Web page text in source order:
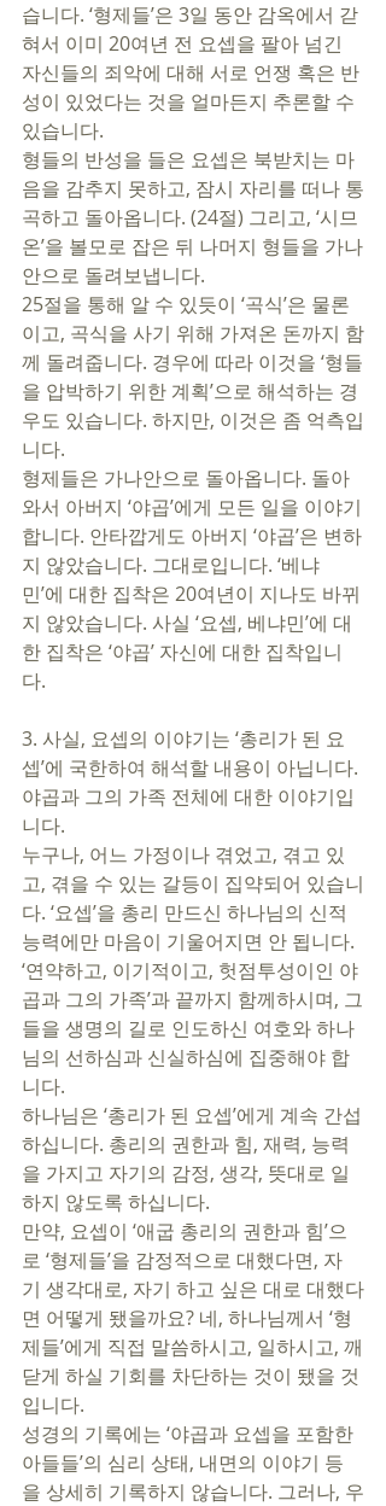
습니다. ‘형제들’은 3일 동안 감옥에서 갇
혀서 이미 20여년 전 요셉을 팔아 넘긴
자신들의 죄악에 대해 서로 언쟁 혹은 반
성이 있었다는 것을 얼마든지 추론할 수
있습니다.
형들의 반성을 들은 요셉은 북받치는 마
음을 감추지 못하고, 잠시 자리를 떠나 통
곡하고 돌아옵니다. (24절) 그리고, ‘시므
온’을 볼모로 잡은 뒤 나머지 형들을 가나
안으로 돌려보냅니다.
25절을 통해 알 수 있듯이 ‘곡식’은 물론
이고, 곡식을 사기 위해 가져온 돈까지 함
께 돌려줍니다. 경우에 따라 이것을 ‘형들
을 압박하기 위한 계획’으로 해석하는 경
우도 있습니다. 하지만, 이것은 좀 억측입
니다.
형제들은 가나안으로 돌아옵니다. 돌아
와서 아버지 ‘야곱’에게 모든 일을 이야기
합니다. 안타깝게도 아버지 ‘야곱’은 변하
지 않았습니다. 그대로입니다. ‘베냐
민’에 대한 집착은 20여년이 지나도 바뀌
지 않았습니다. 사실 ‘요셉, 베냐민’에 대
한 집착은 ‘야곱’ 자신에 대한 집착입니
다.
3. 사실, 요셉의 이야기는 ‘총리가 된 요
셉’에 국한하여 해석할 내용이 아닙니다.
야곱과 그의 가족 전체에 대한 이야기입
니다.
누구나, 어느 가정이나 겪었고, 겪고 있
고, 겪을 수 있는 갈등이 집약되어 있습니
다. ‘요셉’을 총리 만드신 하나님의 신적
능력에만 마음이 기울어지면 안 됩니다.
‘연약하고, 이기적이고, 헛점투성이인 야
곱과 그의 가족’과 끝까지 함께하시며, 그
들을 생명의 길로 인도하신 여호와 하나
님의 선하심과 신실하심에 집중해야 합
니다.
하나님은 ‘총리가 된 요셉’에게 계속 간섭
하십니다. 총리의 권한과 힘, 재력, 능력
을 가지고 자기의 감정, 생각, 뜻대로 일
하지 않도록 하십니다.
만약, 요셉이 ‘애굽 총리의 권한과 힘’으
로 ‘형제들’을 감정적으로 대했다면, 자
기 생각대로, 자기 하고 싶은 대로 대했다
면 어떻게 됐을까요? 네, 하나님께서 ‘형
제들’에게 직접 말씀하시고, 일하시고, 깨
닫게 하실 기회를 차단하는 것이 됐을 것
입니다.
성경의 기록에는 ‘야곱과 요셉을 포함한
아들들’의 심리 상태, 내면의 이야기 등
을 상세히 기록하지 않습니다. 그러나, 우